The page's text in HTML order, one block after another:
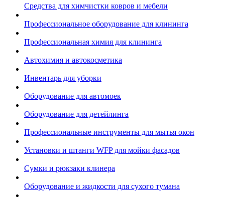
Средства для химчистки ковров и мебели
Профессиональное оборудование для клининга
Профессиональная химия для клининга
Автохимия и автокосметика
Инвентарь для уборки
Оборудование для автомоек
Оборудование для детейлинга
Профессиональные инструменты для мытья окон
Установки и штанги WFP для мойки фасадов
Сумки и рюкзаки клинера
Оборудование и жидкости для сухого тумана